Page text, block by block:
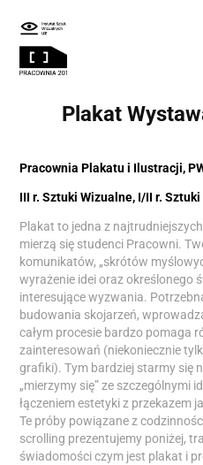
Plakat
Pracownia Plakatu i Ilustracji,
III r. Sztuki Wizualne, I/II r.
Plakat to jedna z
mierzą się studenci Pracowni.
komunikatów, „skrótów
wyrażenie idei oraz określonego
interesujące wyzwania.
budowania skojarzeń,
całym procesie bardzo pomaga
zainteresowań (niekoniecznie
grafiki). Tym bardziej starmy się
„mierzymy się” ze szczególnymi
łączeniem estetyki z przekazem
Te próby powiązane z
scrolling prezentujemy poniżej,
świadomości czym jest plakat i